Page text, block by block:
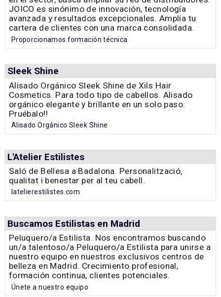
JOICO es sinónimo de innovación, tecnología
avanzada y resultados excepcionales. Amplía tu
cartera de clientes con una marca consolidada.
Proporcionamos formación técnica
Sleek Shine
Alisado Orgánico Sleek Shine de Xils Hair
Cosmetics. Para todo tipo de cabellos. Alisado
orgánico elegante y brillante en un solo paso.
Pruébalo!!
Alisado Orgánico Sleek Shine
L'Atelier Estilistes
Saló de Bellesa a Badalona. Personalització,
qualitat i benestar per al teu cabell.
latelierestilistes.com
Buscamos Estilistas en Madrid
Peluquero/a Estilista. Nos encontramos buscando
un/a talentoso/a Peluquero/a Estilista para unirse a
nuestro equipo en nuestros exclusivos centros de
belleza en Madrid. Crecimiento profesional,
formación continua, clientes potenciales.
Únete a nuestro equipo